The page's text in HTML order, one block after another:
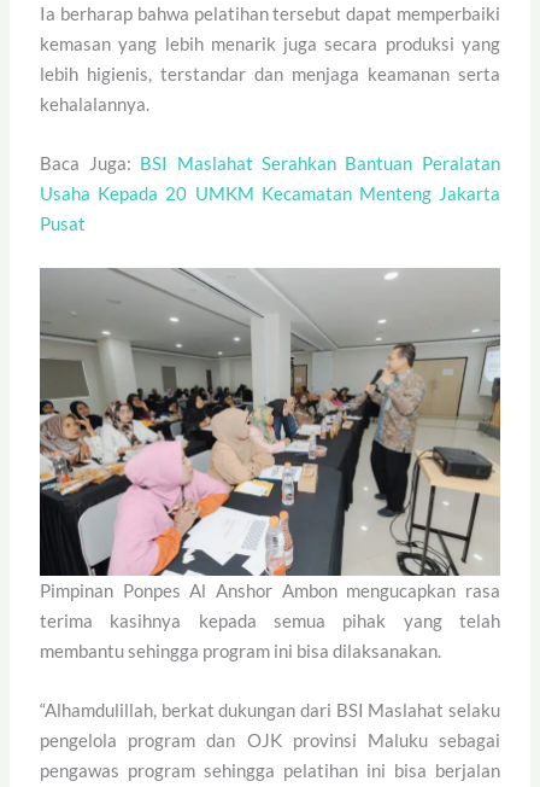
Ia berharap bahwa pelatihan tersebut dapat memperbaiki
kemasan yang lebih menarik juga secara produksi yang
lebih higienis, terstandar dan menjaga keamanan serta
kehalalannya.
Baca Juga: BSI Maslahat Serahkan Bantuan Peralatan
Usaha Kepada 20 UMKM Kecamatan Menteng Jakarta
Pusat
Pimpinan Ponpes Al Anshor Ambon mengucapkan rasa
terima kasihnya kepada semua pihak yang telah
membantu sehingga program ini bisa dilaksanakan.
“Alhamdulillah, berkat dukungan dari BSI Maslahat selaku
pengelola program dan OJK provinsi Maluku sebagai
pengawas program sehingga pelatihan ini bisa berjalan